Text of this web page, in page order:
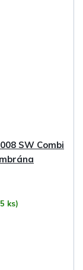
SW Combi
ks)